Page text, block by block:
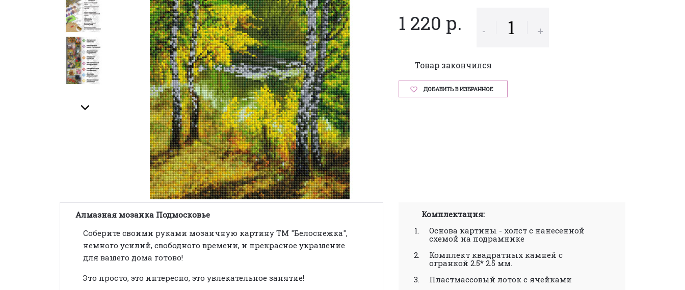
1 220 р. - +
Товар закончился
ДОБАВИТЬ В ИЗБРАННОЕ
Алмазная мозаика Подмосковье
Соберите своими руками мозаичную картину ТМ "Белоснежка",
немного усилий, свободного времени, и прекрасное украшение
для вашего дома готово!
Это просто, это интересно, это увлекательное занятие!
Комплектация:
Основа картины - холст с нанесенной
схемой на подрамнике
Комплект квадратных камней с
огранкой 2.5* 2.5 мм.
Пластмассовый лоток с ячейками